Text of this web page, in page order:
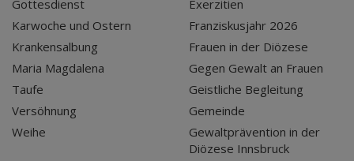
Gottesdienst
Karwoche und Ostern
Krankensalbung
Maria Magdalena
Taufe
Versöhnung
Weihe
Exerzitien
Franziskusjahr 2026
Frauen in der Diözese
Gegen Gewalt an Frauen
Geistliche Begleitung
Gemeinde
Gewaltprävention in der
Diözese Innsbruck